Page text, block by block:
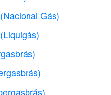
Gás)